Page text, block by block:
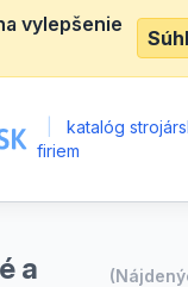
vylepšenie
katalóg
firiem
a